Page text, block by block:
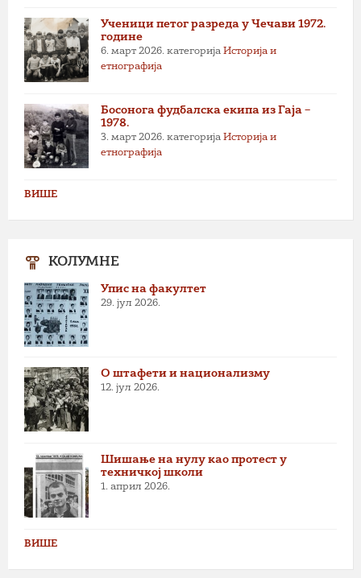
Ученици петог разреда у Чечави 1972.
године
6. март 2026. категорија Историја и
етнографија
Босонога фудбалска екипа из Гаја –
1978.
3. март 2026. категорија Историја и
етнографија
ВИШЕ
КОЛУМНЕ
Упис на факултет
29. јул 2026.
О штафети и национализму
12. јул 2026.
Шишање на нулу као протест у
техничкој школи
1. април 2026.
ВИШЕ